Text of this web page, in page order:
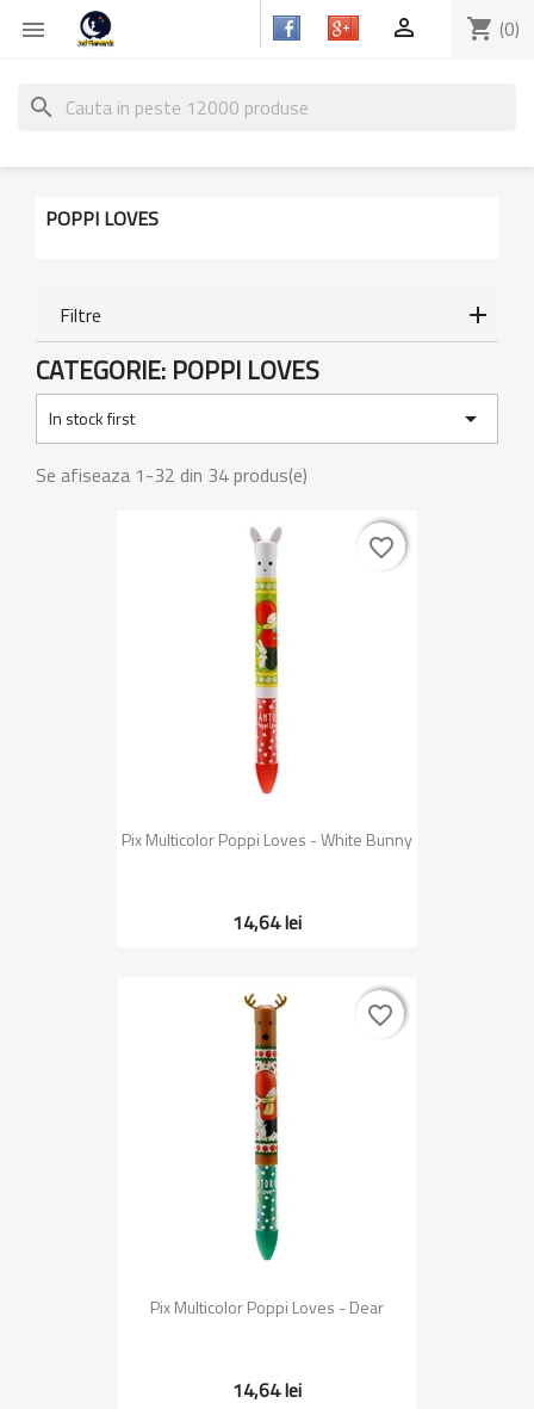
 shopping_cart (0)

search
POPPI LOVES
Filtre
CATEGORIE: POPPI LOVES
In stock first

Se afiseaza 1-32 din 34 produs(e)
Pix Multicolor Poppi Loves - White Bunny
14,64 lei
favorite_border
favorite_border
Pix Multicolor Poppi Loves - Dear
14,64 lei
favorite_border
favorite_border